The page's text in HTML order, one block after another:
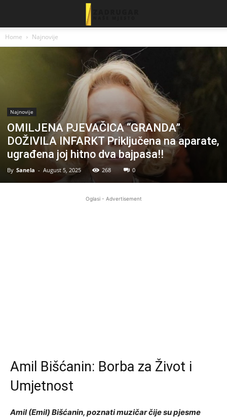
Home Najnovije
Najnovije
OMILJENA PJEVAČICA “GRANDA”
DOŽIVILA INFARKT Priključena na aparate,
ugrađena joj hitno dva bajpasa!!
By Sanela - August 5, 2025 268 0
Oglasi - Advertisement
Amil Bišćanin: Borba za Život i
Umjetnost
Amil (Emil) Bišćanin, poznati muzičar čije su pjesme